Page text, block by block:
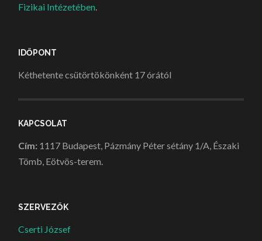
Fizikai Intézetében.
IDŐPONT
Kéthetente csütörtökönként 17 órától
KAPCSOLAT
Cím: 1117 Budapest, Pázmány Péter sétány 1/A, Északi
Tömb, Eötvös-terem.
SZERVEZŐK
Cserti József